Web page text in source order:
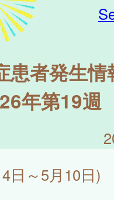
患者発生情
年第19週
日～5月10日)